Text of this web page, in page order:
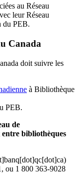
au Réseau
leur Réseau
du PEB.
Canada
doit suivre les
à Bibliothèque
PEB.
de
bibliothèques
)
ou 1 800 363-9028